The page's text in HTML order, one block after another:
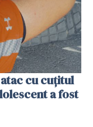
cu cuțitul
a fost